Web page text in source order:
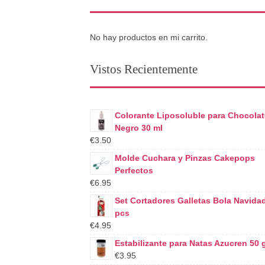
No hay productos en mi carrito.
Vistos Recientemente
Colorante Liposoluble para
Negro 30 ml
€3.50
Molde Cuchara y Pinzas Cakepops
Perfectos
€6.95
Set Cortadores Galletas Bola
pcs
€4.95
Estabilizante para Natas Azucren 50
€3.95